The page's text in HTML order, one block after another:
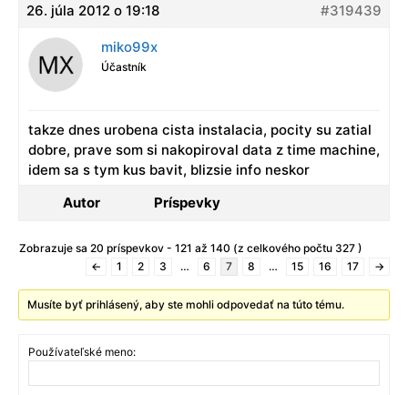
26. júla 2012 o 19:18 #319439
miko99x
Účastník
takze dnes urobena cista instalacia, pocity su zatial
dobre, prave som si nakopiroval data z time machine,
idem sa s tym kus bavit, blizsie info neskor
Autor
Príspevky
Zobrazuje sa 20 príspevkov - 121 až 140 (z celkového počtu 327 )
←
1 2 3 … 6 7 8 … 15 16 17 →
Musíte byť prihlásený, aby ste mohli odpovedať na túto tému.
Používateľské meno: